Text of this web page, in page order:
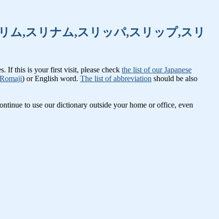
ム,スリナム,スリッパ,スリップ,スリ
If this is your first visit, please check the list of our Japanese
Romaji) or English word. The list of abbreviation should be also
to use our dictionary outside your home or office, even